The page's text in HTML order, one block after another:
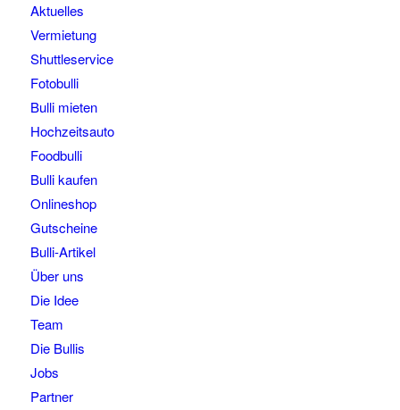
Aktuelles
Vermietung
Shuttleservice
Fotobulli
Bulli mieten
Hochzeitsauto
Foodbulli
Bulli kaufen
Onlineshop
Gutscheine
Bulli-Artikel
Über uns
Die Idee
Team
Die Bullis
Jobs
Partner